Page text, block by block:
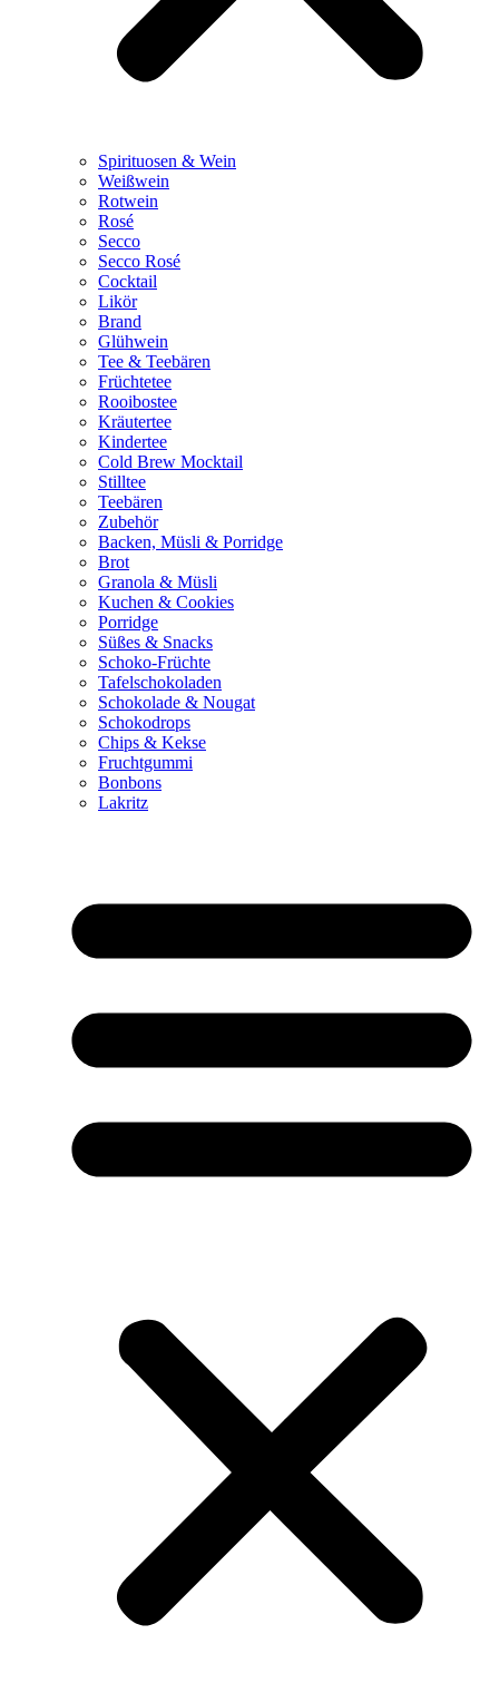
Spirituosen & Wein
Weißwein
Rotwein
Rosé
Secco
Secco Rosé
Cocktail
Likör
Brand
Glühwein
Tee & Teebären
Früchtetee
Rooibostee
Kräutertee
Kindertee
Cold Brew Mocktail
Stilltee
Teebären
Zubehör
Backen, Müsli & Porridge
Brot
Granola & Müsli
Kuchen & Cookies
Porridge
Süßes & Snacks
Schoko-Früchte
Tafelschokoladen
Schokolade & Nougat
Schokodrops
Chips & Kekse
Fruchtgummi
Bonbons
Lakritz